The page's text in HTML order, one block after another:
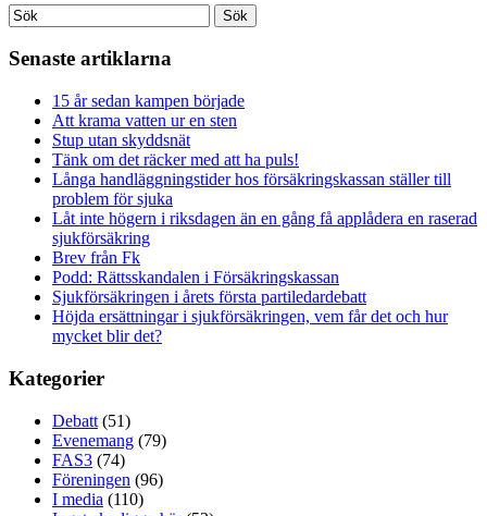
Senaste artiklarna
15 år sedan kampen började
Att krama vatten ur en sten
Stup utan skyddsnät
Tänk om det räcker med att ha puls!
Långa handläggningstider hos försäkringskassan ställer till
problem för sjuka
Låt inte högern i riksdagen än en gång få applådera en raserad
sjukförsäkring
Brev från Fk
Podd: Rättsskandalen i Försäkringskassan
Sjukförsäkringen i årets första partiledardebatt
Höjda ersättningar i sjukförsäkringen, vem får det och hur
mycket blir det?
Kategorier
Debatt (51)
Evenemang (79)
FAS3 (74)
Föreningen (96)
I media (110)